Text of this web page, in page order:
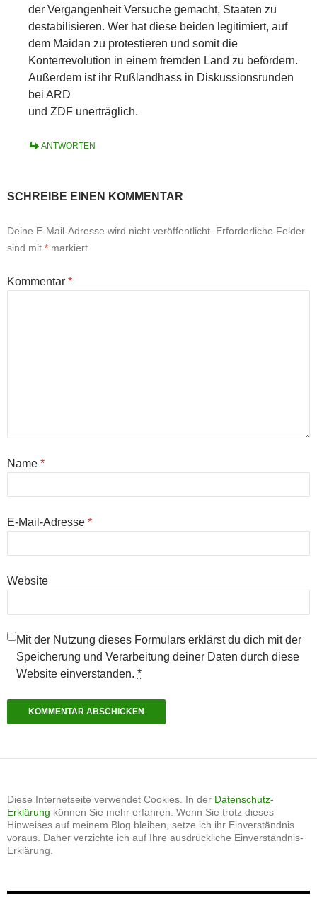
der Vergangenheit Versuche gemacht, Staaten zu
destabilisieren. Wer hat diese beiden legitimiert, auf
dem Maidan zu protestieren und somit die
Konterrevolution in einem fremden Land zu befördern.
Außerdem ist ihr Rußlandhass in Diskussionsrunden
bei ARD
und ZDF unerträglich.
ANTWORTEN
SCHREIBE EINEN KOMMENTAR
Deine E-Mail-Adresse wird nicht veröffentlicht. Erforderliche Felder
sind mit * markiert
Kommentar *
Name *
E-Mail-Adresse *
Website
Mit der Nutzung dieses Formulars erklärst du dich mit der
Speicherung und Verarbeitung deiner Daten durch diese
Website einverstanden. *
Diese Internetseite verwendet Cookies. In der Datenschutz-
Erklärung können Sie mehr erfahren. Wenn Sie trotz dieses
Hinweises auf meinem Blog bleiben, setze ich ihr Einverständnis
voraus. Daher verzichte ich auf Ihre ausdrückliche Einverständnis-
Erklärung.